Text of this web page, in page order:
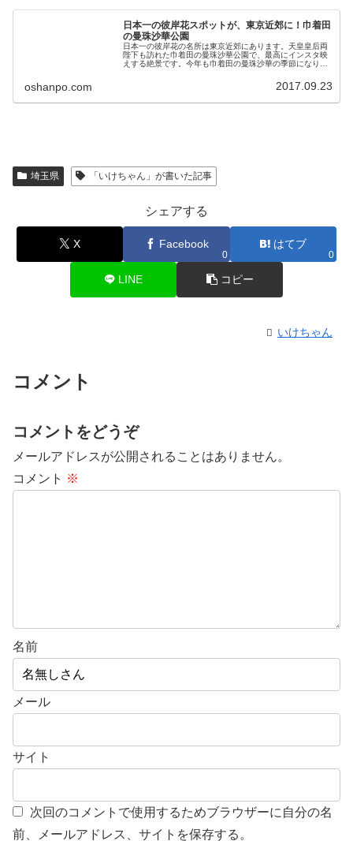
日本一の彼岸花スポットが、東京近郊に！巾着田
の曼珠沙華公園
日本一の彼岸花の名所は東京近郊にあります。天皇皇后両
陛下も訪れた巾着田の曼珠沙華公園で、最高にインスタ映
えする絶景です。今年も巾着田の曼珠沙華の季節になりま
oshanpo.com 2017.09.23
埼玉県 「いけちゃん」が書いた記事
シェアする
X Facebook
0
はてブ
0
LINE コピー
いけちゃん
コメント
コメントをどうぞ
メールアドレスが公開されることはありません。
コメント ※
名前
メール
サイト
次回のコメントで使用するためブラウザーに自分の名
前、メールアドレス、サイトを保存する。